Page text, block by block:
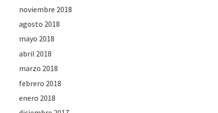
noviembre 2018
agosto 2018
mayo 2018
abril 2018
marzo 2018
febrero 2018
enero 2018